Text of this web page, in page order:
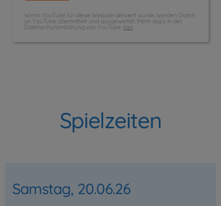
Wenn YouTube für diese Website aktiviert wurde, werden Daten
an YouTube übermittelt und ausgewertet. Mehr dazu in der
Datenschutzerklärung von YouTube: hier
Spielzeiten
Samstag, 20.06.26